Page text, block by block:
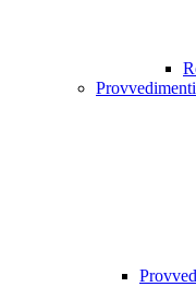
Provvedimenti